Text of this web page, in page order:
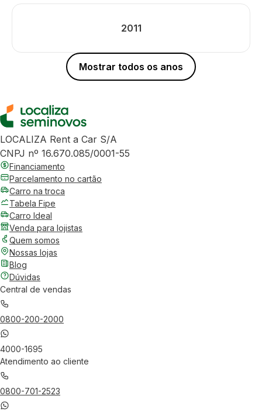
2011
Mostrar todos os anos
LOCALIZA Rent a Car S/A
CNPJ nº 16.670.085/0001-55
Financiamento
Parcelamento no cartão
Carro na troca
Tabela Fipe
Carro Ideal
Venda para lojistas
Quem somos
Nossas lojas
Blog
Dúvidas
Central de vendas
0800-200-2000
4000-1695
Atendimento ao cliente
0800-701-2523